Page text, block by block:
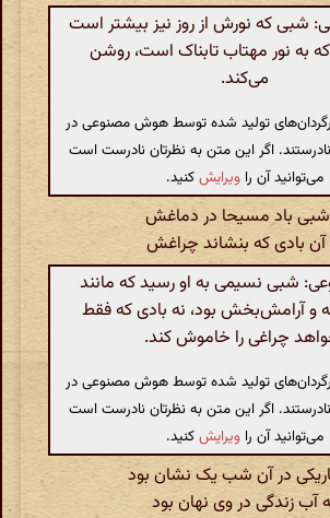
که نورش از روز نیز بیشتر است
به نور مهتاب تابناک است، روشن
می‌کند.
تولید شده توسط هوش مصنوعی در
نادرستند. اگر این متن به نظرتان نادرست است
می‌توانید آن را ویرایشکنید.
شبی باد مسیحا در دماغش
آن بادی که بنشاند چراغش
شبی نسیمی به او رسید که مانند
و آرامش‌بخش بود، نه بادی که فقط
چراغی را خاموش کند.
تولید شده توسط هوش مصنوعی در
نادرستند. اگر این متن به نظرتان نادرست است
می‌توانید آن را ویرایشکنید.
در آن شب یک نشان بود
آب زندگی در وی نهان بود